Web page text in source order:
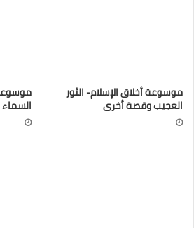
موسوعة أخلاق الإسلام- الثور
العجيب وقصة أخرى